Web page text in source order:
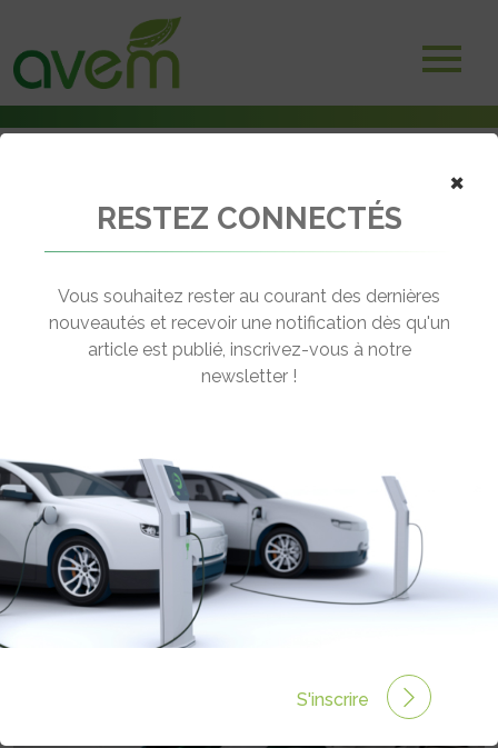
Le Roadster Can-Am Spyder hybride rechargeable à Genève
← Revenir aux actualités
HYBRIDE RECHARGEABLE À GENÈVE
Rédigé par le 13 Mar 2011 à 00:00 0 commentaires
×
RESTEZ CONNECTÉS
Vous souhaitez rester au courant des dernières
nouveautés et recevoir une notification dès qu'un
article est publié, inscrivez-vous à notre
newsletter !
S'inscrire